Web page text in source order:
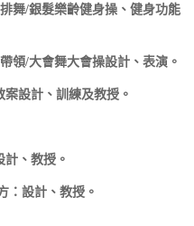
舞/銀髮樂齡健身操、健身功能
領/大會舞大會操設計、表演。
設計、訓練及教授。
、教授。
：設計、教授。